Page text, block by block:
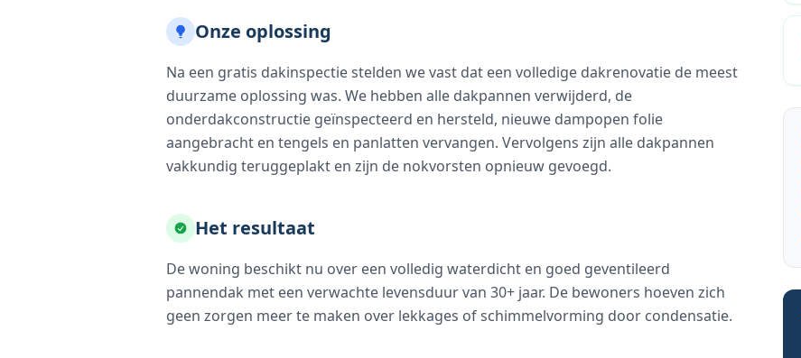
Onze oplossing
Na een gratis dakinspectie stelden we vast dat een volledige dakrenovatie de meest
duurzame oplossing was. We hebben alle dakpannen verwijderd, de
onderdakconstructie geïnspecteerd en hersteld, nieuwe dampopen folie
aangebracht en tengels en panlatten vervangen. Vervolgens zijn alle dakpannen
vakkundig teruggeplakt en zijn de nokvorsten opnieuw gevoegd.
Het resultaat
De woning beschikt nu over een volledig waterdicht en goed geventileerd
pannendak met een verwachte levensduur van 30+ jaar. De bewoners hoeven zich
geen zorgen meer te maken over lekkages of schimmelvorming door condensatie.